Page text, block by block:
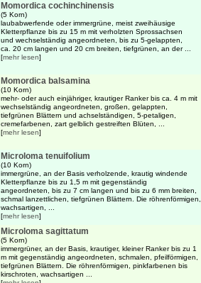
Momordica cochinchinensis
(5 Korn)
laubabwerfende oder immergrüne, meist zweihäusige
Kletterpflanze bis zu 15 m mit verholzten Sprossachsen
und wechselständig angeordneten, bis zu 5-gelappten,
ca. 20 cm langen und 20 cm breiten, tiefgrünen, an der ...
[mehr lesen]
Momordica balsamina
(10 Korn)
mehr- oder auch einjähriger, krautiger Ranker bis ca. 4 m mit
wechselständig angeordneten, großen, gelappten,
tiefgrünen Blättern und achselständigen, 5-petaligen,
cremefarbenen, zart gelblich gestreiften Blüten, ...
[mehr lesen]
Microloma tenuifolium
(10 Korn)
immergrüne, an der Basis verholzende, krautig windende
Kletterpflanze bis zu 1,5 m mit gegenständig
angeordneten, bis zu 7 cm langen und bis zu 6 mm breiten,
schmal lanzettlichen, tiefgrünen Blättern. Die röhrenförmigen,
wachsartigen, ...
[mehr lesen]
Microloma sagittatum
(5 Korn)
immergrüner, an der Basis, krautiger, kleiner Ranker bis zu 1
m mit gegenständig angeordneten, schmalen, pfeilförmigen,
tiefgrünen Blättern. Die röhrenförmigen, pinkfarbenen bis
kirschroten, wachsartigen ...